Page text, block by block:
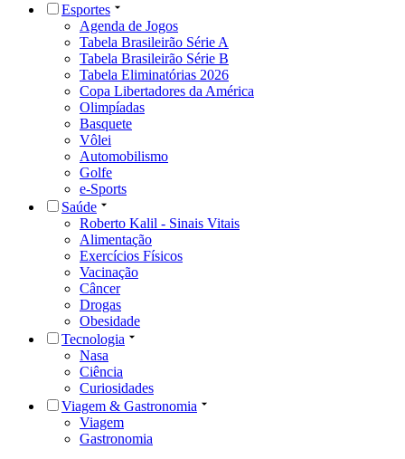
Esportes
Agenda de Jogos
Tabela Brasileirão Série A
Tabela Brasileirão Série B
Tabela Eliminatórias 2026
Copa Libertadores da América
Olimpíadas
Basquete
Vôlei
Automobilismo
Golfe
e-Sports
Saúde
Roberto Kalil - Sinais Vitais
Alimentação
Exercícios Físicos
Vacinação
Câncer
Drogas
Obesidade
Tecnologia
Nasa
Ciência
Curiosidades
Viagem & Gastronomia
Viagem
Gastronomia